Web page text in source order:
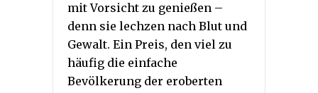
mit Vorsicht zu genießen –
denn sie lechzen nach Blut und
Gewalt. Ein Preis, den viel zu
häufig die einfache
Bevölkerung der eroberten